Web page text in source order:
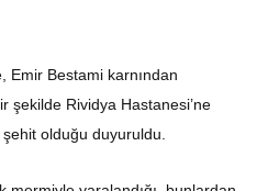
Emir Bestami karnından
şekilde Rividya Hastanesi’ne
şehit olduğu duyuruldu.